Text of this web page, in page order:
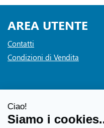
AREA UTENTE
Contatti
Condizioni di Vendita